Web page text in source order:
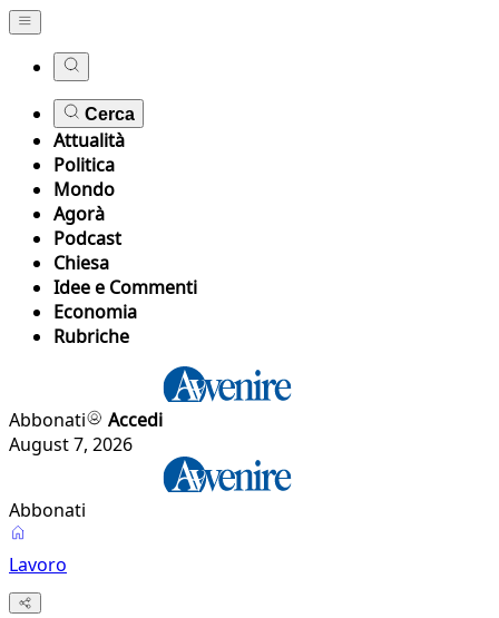
Cerca
Attualità
Politica
Mondo
Agorà
Podcast
Chiesa
Idee e Commenti
Economia
Rubriche
Abbonati
Accedi
August 7, 2026
Abbonati
Lavoro